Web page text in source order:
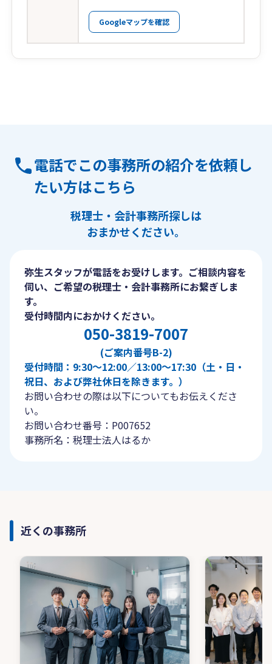
Googleマップを確認
電話でこの事務所の紹介を依頼し
たい方はこちら
税理士・会計事務所探しは
おまかせください。
弥生スタッフが電話をお受けします。ご相談内容を
伺い、ご希望の税理士・会計事務所にお繋ぎしま
す。
受付時間内におかけください。
050-3819-7007
(ご案内番号B-2)
受付時間：9:30〜12:00／13:00〜17:30（土・日・
祝日、および弊社休日を除きます。）
お問い合わせの際は以下についてもお伝えくださ
い。
お問い合わせ番号：P007652
事務所名：税理士法人はるか
近くの事務所